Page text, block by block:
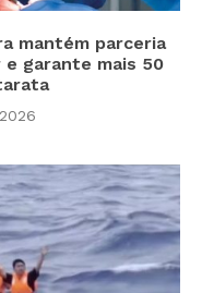
mantém parceria
e garante mais 50